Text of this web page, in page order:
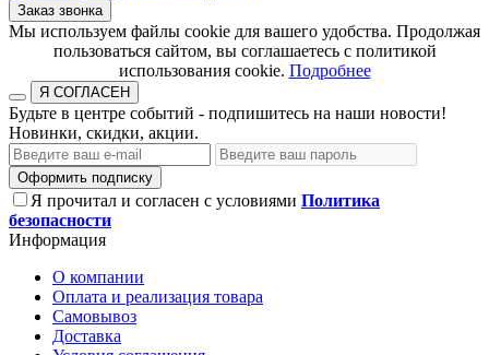
Заказ звонка
​​​​​​​Мы используем файлы cookie для вашего удобства. Продолжая
пользоваться сайтом, вы соглашаетесь с политикой
использования cookie.​​​​​​​ Подробнее
Я СОГЛАСЕН
Будьте в центре событий - подпишитесь на наши новости!
Новинки, скидки, акции.
Оформить подписку
Я прочитал и согласен с условиями Политика
безопасности
Информация
О компании
Оплата и реализация товара
Самовывоз
Доставка